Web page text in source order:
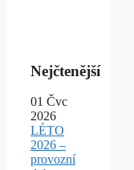
Nejčtenější
01 Čvc
2026
LÉTO
2026 –
provozní